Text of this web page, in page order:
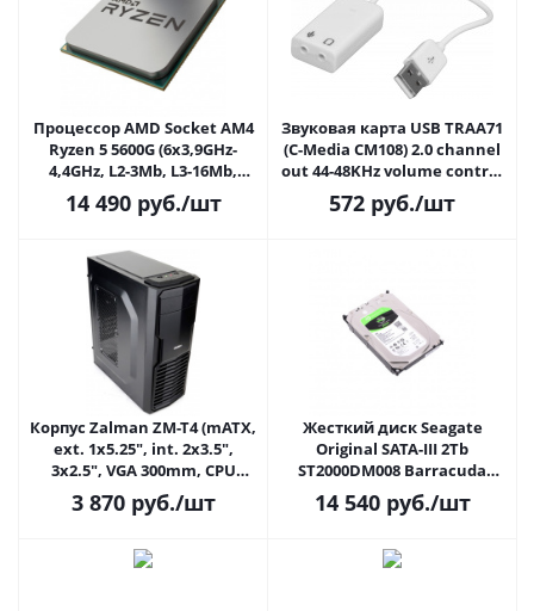
Процессор AMD Socket AM4
Ryzen 5 5600G (6x3,9GHz-
4,4GHz, L2-3Mb, L3-16Mb,
Radeon RX Vega 7, 7nm, 65W)
14 490руб./шт
Звуковая карта USB TRAA71
(C-Media CM108) 2.0 channel
out 44-48KHz volume control
(7.1 virtual channel) RTL
572 руб./шт
Корпус Zalman ZM-T4 (mATX,
ext. 1x5.25", int. 2x3.5",
3x2.5", VGA 300mm, CPU
155mm 1xUSB 2.0, 1xUSB 3.0),
черный
3 870руб./шт
Жесткий диск Seagate
Original SATA-III 2Tb
ST2000DM008 Barracuda
(7200rpm) 256Mb 3.5"
14 540руб./шт